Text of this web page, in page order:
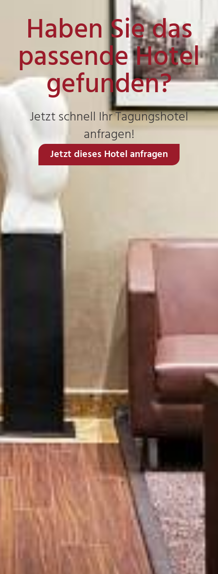
Haben Sie das
passende Hotel
gefunden?
Jetzt schnell Ihr Tagungshotel
anfragen!
Jetzt dieses Hotel anfragen